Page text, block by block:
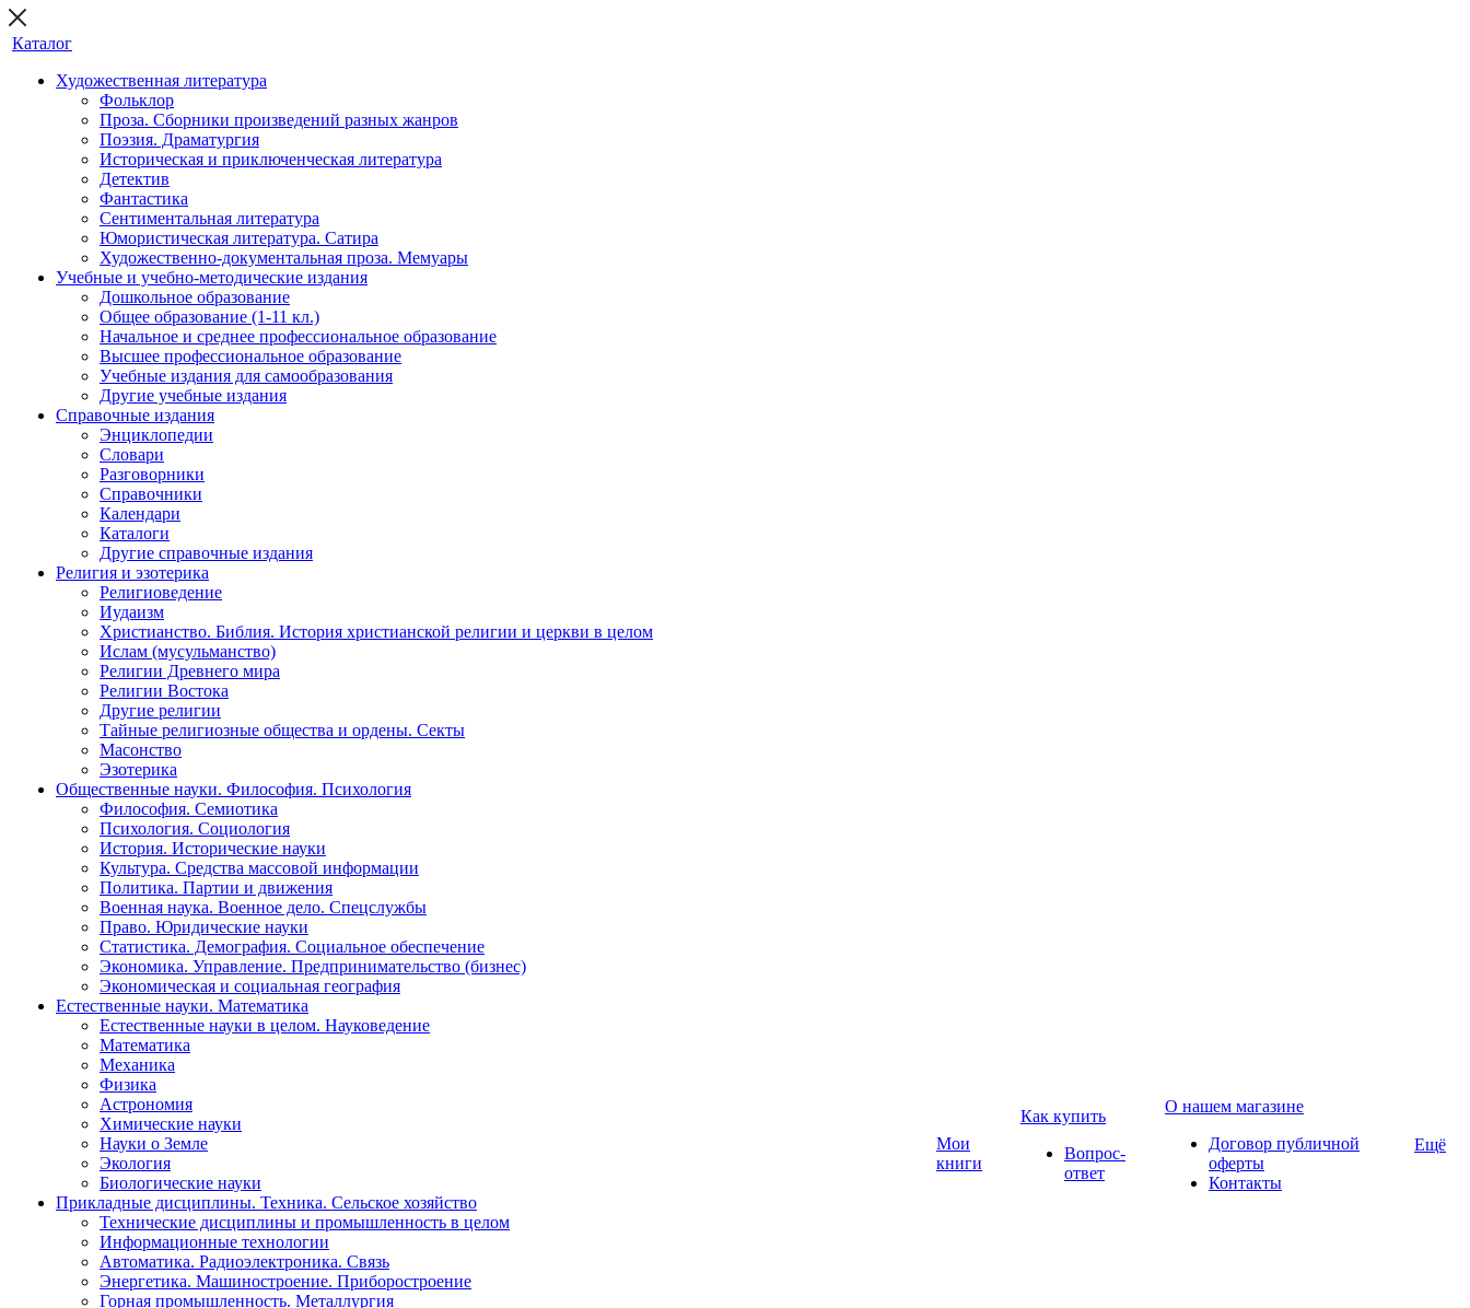
Каталог
Художественная литература
Фольклор
Проза. Сборники произведений разных жанров
Поэзия. Драматургия
Историческая и приключенческая литература
Детектив
Фантастика
Сентиментальная литература
Юмористическая литература. Сатира
Художественно-документальная проза. Мемуары
Учебные и учебно-методические издания
Дошкольное образование
Общее образование (1-11 кл.)
Начальное и среднее профессиональное образование
Высшее профессиональное образование
Учебные издания для самообразования
Другие учебные издания
Справочные издания
Энциклопедии
Словари
Разговорники
Справочники
Календари
Каталоги
Другие справочные издания
Религия и эзотерика
Религиоведение
Иудаизм
Христианство. Библия. История христианской религии и церкви в целом
Ислам (мусульманство)
Религии Древнего мира
Религии Востока
Другие религии
Тайные религиозные общества и ордены. Секты
Масонство
Эзотерика
Общественные науки. Философия. Психология
Философия. Семиотика
Психология. Социология
История. Исторические науки
Культура. Средства массовой информации
Политика. Партии и движения
Военная наука. Военное дело. Спецслужбы
Право. Юридические науки
Статистика. Демография. Социальное обеспечение
Экономика. Управление. Предпринимательство (бизнес)
Экономическая и социальная география
Естественные науки. Математика
Естественные науки в целом. Науковедение
Математика
Механика
Физика
Астрономия
Химические науки
Науки о Земле
Экология
Биологические науки
Прикладные дисциплины. Техника. Сельское хозяйство
Технические дисциплины и промышленность в целом
Информационные технологии
Автоматика. Радиоэлектроника. Связь
Энергетика. Машиностроение. Приборостроение
Горная промышленность. Металлургия
Мои
книги
Как купить
Вопрос-
ответ
О нашем магазине
Договор публичной
оферты
Контакты
Ещё